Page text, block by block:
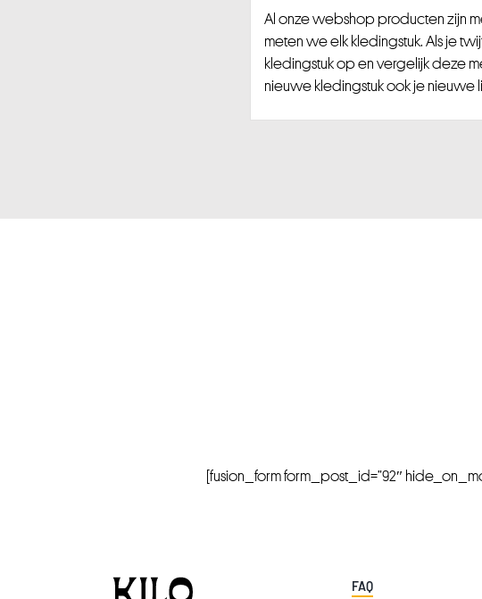
Al onze webshop producten zijn
meten we elk kledingstuk. Als je
kledingstuk op en vergelijk deze
nieuwe kledingstuk ook je nieuwe
[fusion_form form_post_id=”92″
FAQ